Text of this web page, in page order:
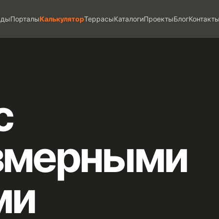
ПорталыКалькуляторТеррасыКаталогиПроектыБлог